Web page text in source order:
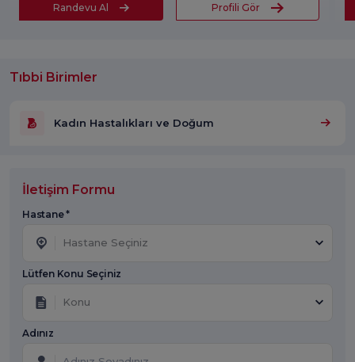
Randevu Al Profili Gör
Tıbbi Birimler
Kadın Hastalıkları ve Doğum
İletişim Formu
Hastane *
Hastane Seçiniz
Lütfen Konu Seçiniz
Konu
Adınız